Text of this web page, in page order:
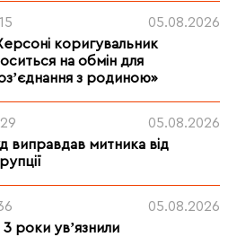
05.08.2026
коригувальник
на обмін для
з родиною»
05.08.2026
виправдав митника від
05.08.2026
3 роки увʼязнили